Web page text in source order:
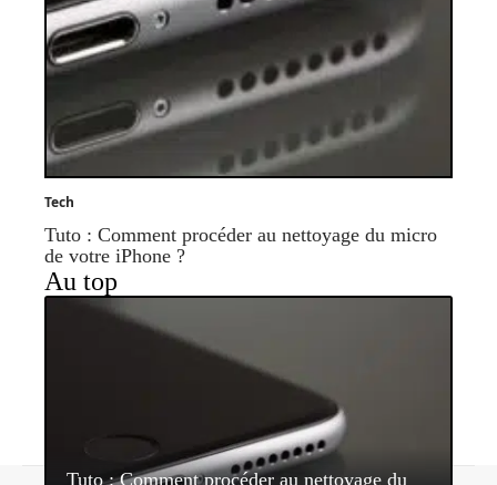
Tech
Tuto : Comment procéder au nettoyage du micro
de votre iPhone ?
Au top
Tuto : Comment procéder au nettoyage du